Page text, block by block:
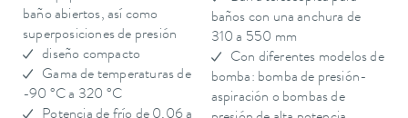
baño abiertos, así como
superposiciones de presión
diseño compacto
Gama de temperaturas de
-90 °C a 320 °C
baños con una anchura de
310 a 550 mm
Con diferentes modelos de
bomba: bomba de presión-
aspiración o bombas de